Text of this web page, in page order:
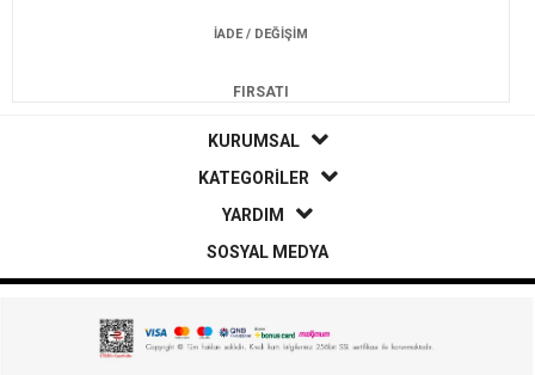
İADE / DEĞİŞİM
FIRSATI
KURUMSAL
KATEGORİLER
YARDIM
SOSYAL MEDYA